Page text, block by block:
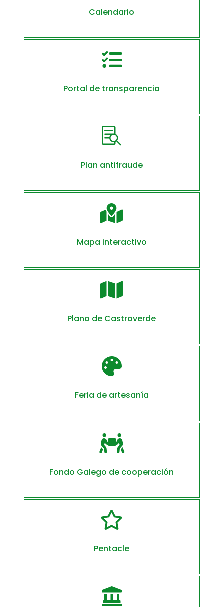
Calendario

Portal de transparencia

Plan antifraude

Mapa interactivo

Plano de Castroverde

Feria de artesanía

Fondo Galego de cooperación

Pentacle
